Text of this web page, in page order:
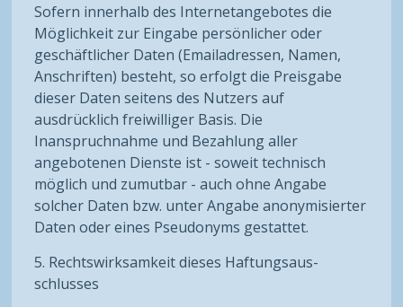
Sofern innerhalb des Internetangebotes die
Möglichkeit zur Eingabe persönlicher oder
geschäftlicher Daten (Emailadressen, Namen,
Anschriften) besteht, so erfolgt die Preisgabe
dieser Daten seitens des Nutzers auf
ausdrücklich freiwilliger Basis. Die
Inanspruchnahme und Bezahlung aller
angebotenen Dienste ist - soweit technisch
möglich und zumutbar - auch ohne Angabe
solcher Daten bzw. unter Angabe anonymisierter
Daten oder eines Pseudonyms gestattet.
5. Rechtswirksamkeit dieses Haftungsaus-
schlusses